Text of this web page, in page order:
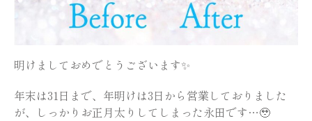
明けましておめでとうございます✨
年末は31日まで、年明けは3日から営業しておりました
が、しっかりお正月太りしてしまった永田です…🥹